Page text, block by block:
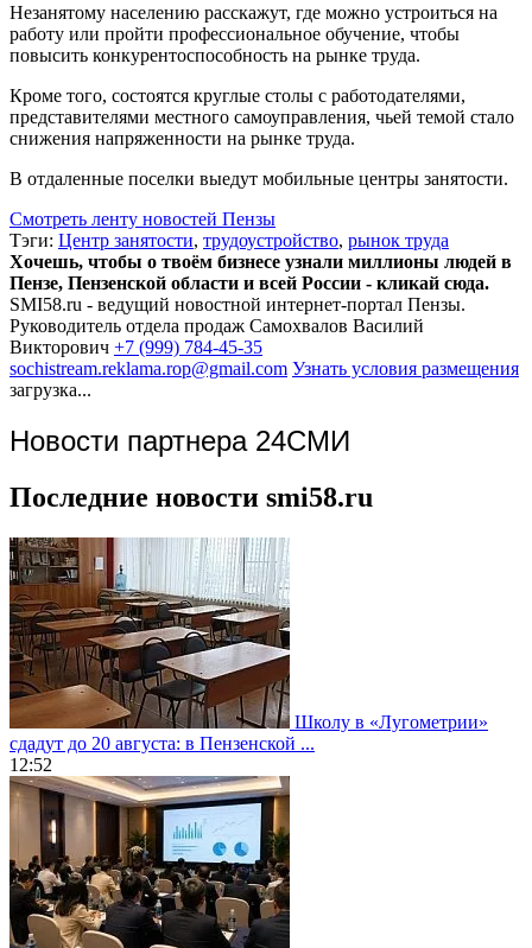
Незанятому населению расскажут, где можно устроиться на
работу или пройти профессиональное обучение, чтобы
повысить конкурентоспособность на рынке труда.
Кроме того, состоятся круглые столы с работодателями,
представителями местного самоуправления, чьей темой стало
снижения напряженности на рынке труда.
В отдаленные поселки выедут мобильные центры занятости.
Смотреть ленту новостей Пензы
Тэги: Центр занятости, трудоустройство, рынок труда
Хочешь, чтобы о твоём бизнесе узнали миллионы людей в
Пензе, Пензенской области и всей России - кликай сюда.
SMI58.ru - ведущий новостной интернет-портал Пензы.
Руководитель отдела продаж Самохвалов Василий
Викторович +7 (999) 784-45-35
sochistream.reklama.rop@gmail.com Узнать условия размещения
загрузка...
Новости партнера 24СМИ
Последние новости smi58.ru
Школу в «Лугометрии»
сдадут до 20 августа: в Пензенской ...
12:52